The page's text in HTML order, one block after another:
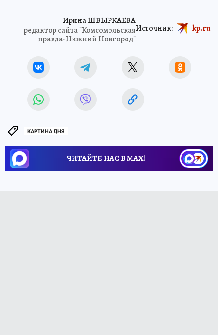
Ирина ШВЫРКАЕВА
редактор сайта "Комсомольская
правда-Нижний Новгород"
Источник: kp.ru
КАРТИНА ДНЯ
ЧИТАЙТЕ НАС В МАХ!